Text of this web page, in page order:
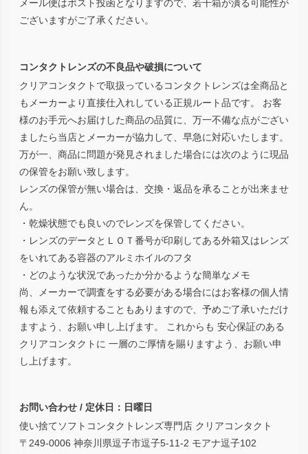
メール便はポスト投函となりますので、若干箱が潰る可能性が
ございますがご了承ください。
コンタクトレンズの不良品や破損について
クリアコンタクトで取扱っているコンタクトレンズは全商品と
もメーカーより直接仕入れしている正規ルート品です。 お客
様のお手元へお届けした商品の品質に、万一不備な点がござい
ましたら当店とメーカーが協力して、早急に対応いたします。
万が一、商品に問題が発見されました場合には次のように現品
の保管をお願い致します。
レンズの保管が無い場合は、交換・返品を承ることが出来ませ
ん。
・乾燥状態でも良いのでレンズを保管してください。
・レンズのデータとＬＯＴ番号が印刷してある外箱又はレンズ
をいれてある容器のアルミホイルのフタ
・どのような状況であったか分かるような簡単なメモ
尚、メーカーで調査をする必要がある場合にはお客様の個人情
報も添えて依頼することもありますので、予めご了承いただけ
ますよう、お願い申し上げます。 これからも 安心保証のある
クリアコンタクトに 一層のご厚情を賜りますよう、お願い申
し上げます。
お問い合わせ / 定休日：日曜日
使い捨てソフトコンタクトレンズ専門店 クリアコンタクト
〒249-0006 神奈川県逗子市逗子5-11-2 モアナ逗子102